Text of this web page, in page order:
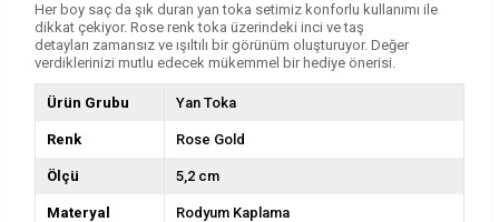
Her boy saç da şık duran yan toka setimiz konforlu kullanımı ile
dikkat çekiyor. Rose renk toka üzerindeki inci ve taş
detayları zamansız ve ışıltılı bir görünüm oluşturuyor. Değer
verdiklerinizi mutlu edecek mükemmel bir hediye önerisi.
Ürün Grubu Yan Toka
Renk Rose Gold
Ölçü 5,2 cm
Materyal Rodyum Kaplama